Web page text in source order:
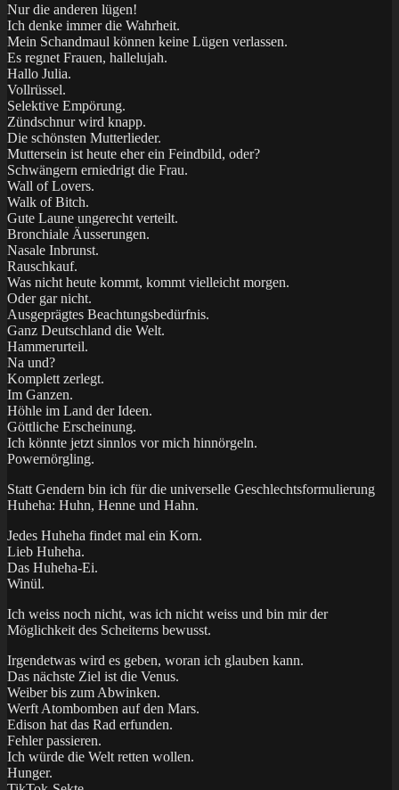
Nur die anderen lügen!
Ich denke immer die Wahrheit.
Mein Schandmaul können keine Lügen verlassen.
Es regnet Frauen, hallelujah.
Hallo Julia.
Vollrüssel.
Selektive Empörung.
Zündschnur wird knapp.
Die schönsten Mutterlieder.
Muttersein ist heute eher ein Feindbild, oder?
Schwängern erniedrigt die Frau.
Wall of Lovers.
Walk of Bitch.
Gute Laune ungerecht verteilt.
Bronchiale Äusserungen.
Nasale Inbrunst.
Rauschkauf.
Was nicht heute kommt, kommt vielleicht morgen.
Oder gar nicht.
Ausgeprägtes Beachtungsbedürfnis.
Ganz Deutschland die Welt.
Hammerurteil.
Na und?
Komplett zerlegt.
Im Ganzen.
Höhle im Land der Ideen.
Göttliche Erscheinung.
Ich könnte jetzt sinnlos vor mich hinnörgeln.
Powernörgling.
Statt Gendern bin ich für die universelle Geschlechtsformulierung
Huheha: Huhn, Henne und Hahn.
Jedes Huheha findet mal ein Korn.
Lieb Huheha.
Das Huheha-Ei.
Winül.
Ich weiss noch nicht, was ich nicht weiss und bin mir der
Möglichkeit des Scheiterns bewusst.
Irgendetwas wird es geben, woran ich glauben kann.
Das nächste Ziel ist die Venus.
Weiber bis zum Abwinken.
Werft Atombomben auf den Mars.
Edison hat das Rad erfunden.
Fehler passieren.
Ich würde die Welt retten wollen.
Hunger.